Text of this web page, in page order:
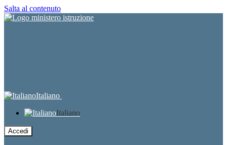
Salta al contenuto
Italiano
Italiano
Accedi